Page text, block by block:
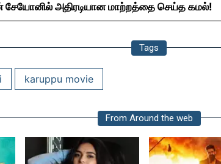
சேயோனில் அதிரடியான மாற்றத்தை செய்த கமல்!
Tags
karuppu movie
From Around the web